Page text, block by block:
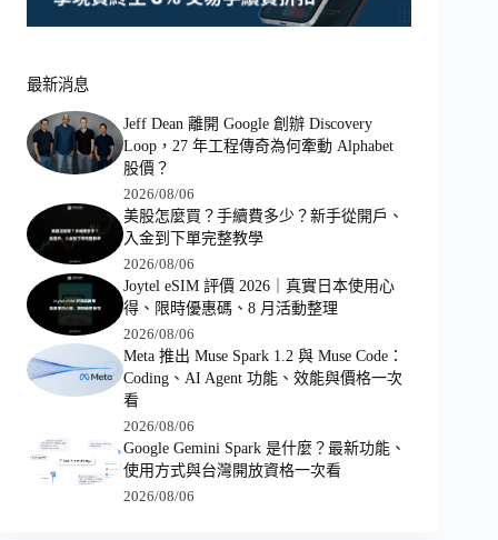
最新消息
Jeff Dean 離開 Google 創辦 Discovery
Loop，27 年工程傳奇為何牽動 Alphabet
股價？
2026/08/06
美股怎麼買？手續費多少？新手從開戶、
入金到下單完整教學
2026/08/06
Joytel eSIM 評價 2026｜真實日本使用心
得、限時優惠碼、8 月活動整理
2026/08/06
Meta 推出 Muse Spark 1.2 與 Muse Code：
Coding、AI Agent 功能、效能與價格一次
看
2026/08/06
Google Gemini Spark 是什麼？最新功能、
使用方式與台灣開放資格一次看
2026/08/06